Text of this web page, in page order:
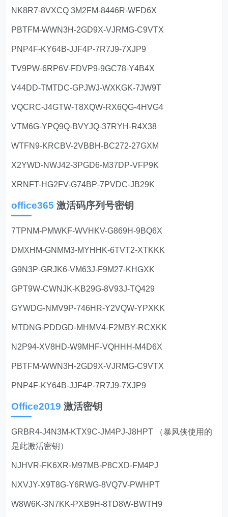
NK8R7-8VXCQ 3M2FM-8446R-WFD6X
PBTFM-WWN3H-2GD9X-VJRMG-C9VTX
PNP4F-KY64B-JJF4P-7R7J9-7XJP9
TV9PW-6RP6V-FDVP9-9GC78-Y4B4X
V44DD-TMTDC-GPJWJ-WXKGK-7JW9T
VQCRC-J4GTW-T8XQW-RX6QG-4HVG4
VTM6G-YPQ9Q-BVYJQ-37RYH-R4X38
WTFN9-KRCBV-2VBBH-BC272-27GXM
X2YWD-NWJ42-3PGD6-M37DP-VFP9K
XRNFT-HG2FV-G74BP-7PVDC-JB29K
office365 激活码序列号密钥
7TPNM-PMWKF-WVHKV-G869H-9BQ6X
DMXHM-GNMM3-MYHHK-6TVT2-XTKKK
G9N3P-GRJK6-VM63J-F9M27-KHGXK
GPT9W-CWNJK-KB29G-8V93J-TQ429
GYWDG-NMV9P-746HR-Y2VQW-YPXKK
MTDNG-PDDGD-MHMV4-F2MBY-RCXKK
N2P94-XV8HD-W9MHF-VQHHH-M4D6X
PBTFM-WWN3H-2GD9X-VJRMG-C9VTX
PNP4F-KY64B-JJF4P-7R7J9-7XJP9
Office2019 激活密钥
GRBR4-J4N3M-KTX9C-JM4PJ-J8HPT （暴风侠使用的
是此激活密钥）
NJHVR-FK6XR-M97MB-P8CXD-FM4PJ
NXVJY-X9T8G-Y6RWG-8VQ7V-PWHPT
W8W6K-3N7KK-PXB9H-8TD8W-BWTH9